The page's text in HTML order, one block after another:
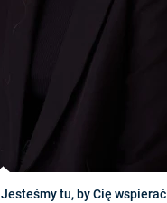
Jesteśmy tu, by Cię wspierać